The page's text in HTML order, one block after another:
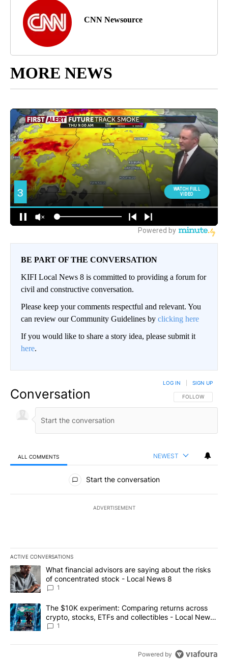
CNN Newsource
MORE NEWS
BE PART OF THE CONVERSATION
KIFI Local News 8 is committed to providing a forum for
civil and constructive conversation.
Please keep your comments respectful and relevant. You
can review our Community Guidelines by clicking here
If you would like to share a story idea, please submit it
here.
Conversation FOLLOW THIS
FOLLOW
LOG IN SIGN UP
ALL COMMENTS NEWEST
All Comments
Start the conversation
ADVERTISEMENT
ACTIVE CONVERSATIONS
The following is a list of the most commented articles in the last
A trending article titled "What financial advisors are saying
What financial advisors are saying about the risks
of concentrated stock - Local News 8
1
A trending article titled "The $10K experiment: Comparing
The $10K experiment: Comparing returns across
crypto, stocks, ETFs and collectibles - Local News
8
1
Powered by